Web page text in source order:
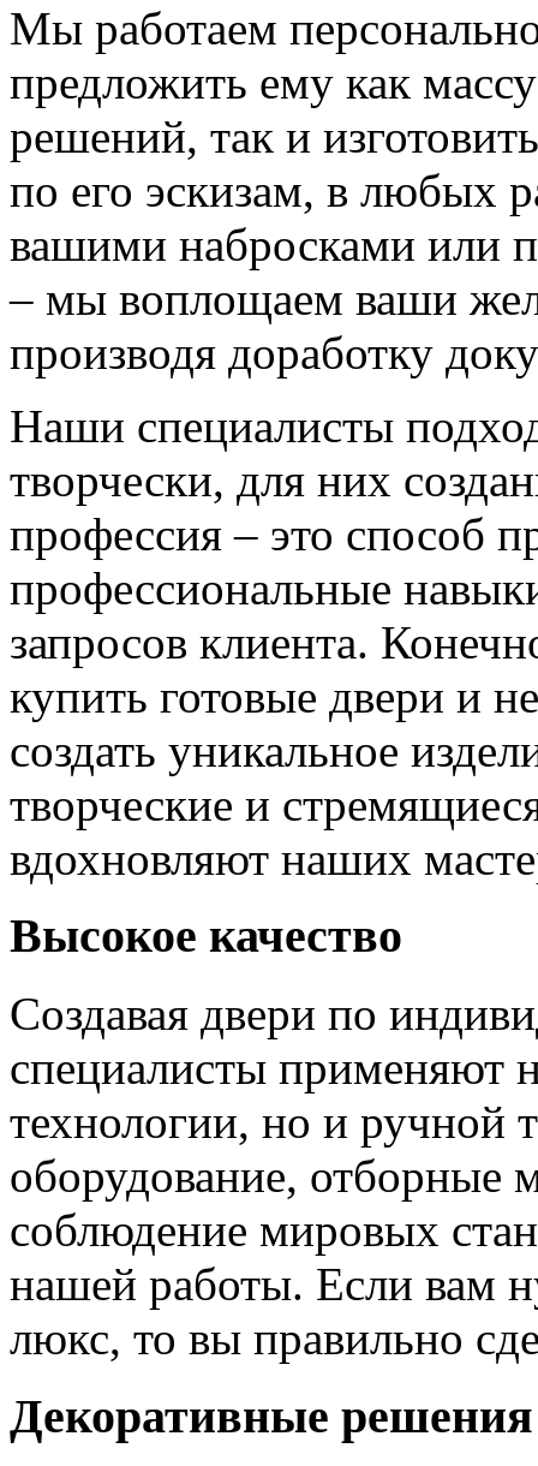
Мы работаем
предложить ему как
решений, так и
по его эскизам, в любых
вашими набросками или
– мы воплощаем ваши
производя доработку
Наши специалисты
творчески, для них
профессия – это способ
профессиональные
запросов клиента.
купить готовые двери и
создать уникальное
творческие и
вдохновляют наших
Высокое качество
Создавая двери по
специалисты применяют
технологии, но и ручной
оборудование, отборные
соблюдение мировых
нашей работы. Если вам
люкс, то вы правильно
Декоративные решения